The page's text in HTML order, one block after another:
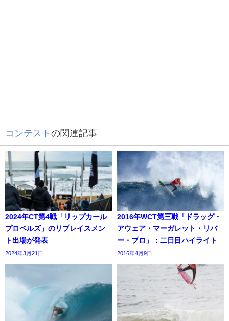
コンテスト の関連記事
2024年CT第4戦「リップカール
プロベルズ」のリプレイスメン
ト出場が発表
2024年3月21日
2016年WCT第三戦「ドラッグ・
アウェア・マーガレット・リバ
ー・プロ」：二日目ハイライト
2016年4月9日